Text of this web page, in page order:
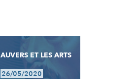
AUVERS ET LES ARTS
26/05/2020